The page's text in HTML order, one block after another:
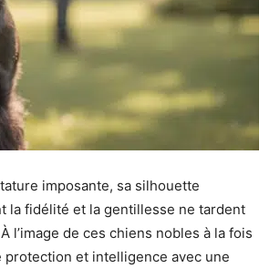
imposante, sa silhouette
la fidélité et la gentillesse ne tardent
l’image de ces chiens nobles à la fois
et intelligence avec une